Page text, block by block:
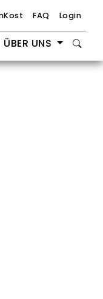
FAQ Login
ÜBER UNS